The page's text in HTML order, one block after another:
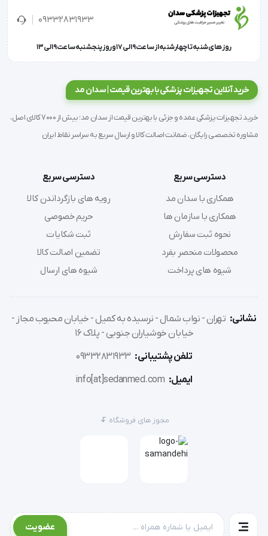
مختلف نمایش داده شده است.
09332831933
روز های شنبه تا چهارشنبه از ساعت 9 الی 17 و روز پنجشنبه ساعت 9 الی 13
خرید آنلاین تجهیزات پزشکی با بهترین قیمت | سدان مد
خرید تجهیزات پزشکی عمده و جزئی با بهترین قیمت از سدان مد؛ بیش از 7000 کالای اصل،
مشاوره تخصصی رایگان، ضمانت اصالت کالا و ارسال سریع به سراسر نقاط ایران
دسترسی سریع
همکاری با سدان مد
همکاری با سازمان ها
نحوه ثبت سفارش
محصولات منحصر بفرد
شیوه های پرداخت
دسترسی سریع
رویه های بازگرداندن کالا
حریم خصوصی
ثبت شکایات
تضمین اصالت کالا
شیوه های ارسال
نشانی: تهران - نواب شمال - نرسیده به کمیل - خیابان محبوب مجاز -
خیابان خوشیاران جنوبی - پلاک 16
تلفن پشتیبانی: 09332831933
ایمیل: info[at]sedanmed.com
مجوز های فروشگاه
عضویت